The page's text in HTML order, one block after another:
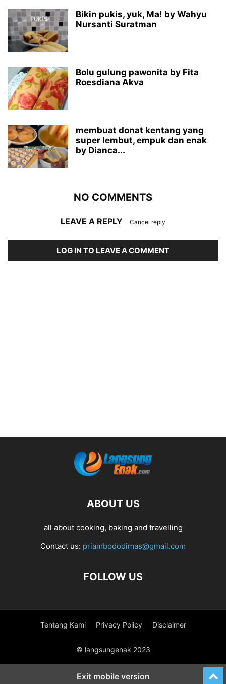
Bikin pukis, yuk, Ma! by Wahyu
Nursanti Suratman
Bolu gulung pawonita by Fita
Roesdiana Akva
membuat donat kentang yang
super lembut, empuk dan enak
by Dianca...
NO COMMENTS
LEAVE A REPLY Cancel reply
LOG IN TO LEAVE A COMMENT
ABOUT US
all about cooking, baking and travelling
Contact us: priambododimas@gmail.com
FOLLOW US
Tentang Kami Privacy Policy Disclaimer
© langsungenak 2023
Exit mobile version